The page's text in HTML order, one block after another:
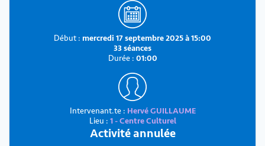
Début : mercredi 17 septembre 2025 à 15:00
33 séances
Durée : 01:00
Intervenant.te : Hervé GUILLAUME
Lieu : 1 - Centre Culturel
Activité annulée